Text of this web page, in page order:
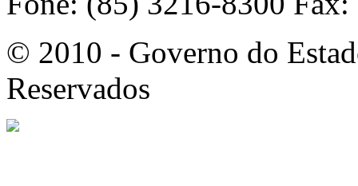
© 2010 - Governo do
Reservados